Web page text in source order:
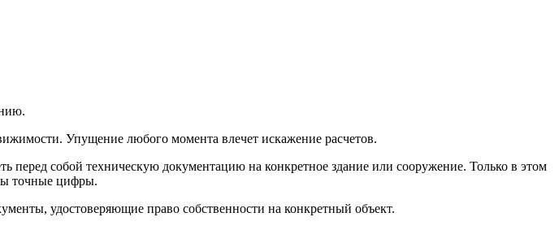
Упущение любого момента влечет искажение расчетов.
перед собой техническую документацию на конкретное здание или сооружение. Только в этом
точные цифры.
удостоверяющие право собственности на конкретный объект.